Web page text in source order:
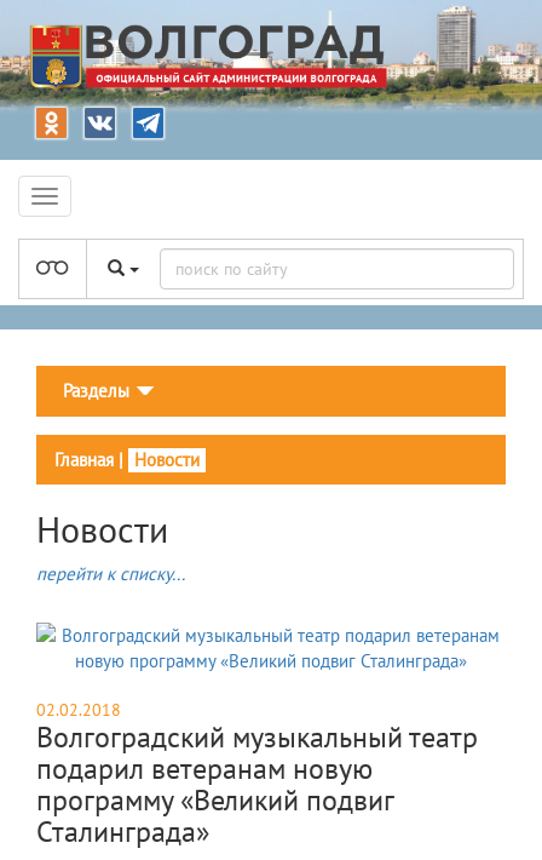
Разделы
Главная | Новости
Новости
перейти к списку...
02.02.2018
Волгоградский музыкальный театр
подарил ветеранам новую
программу «Великий подвиг
Сталинграда»